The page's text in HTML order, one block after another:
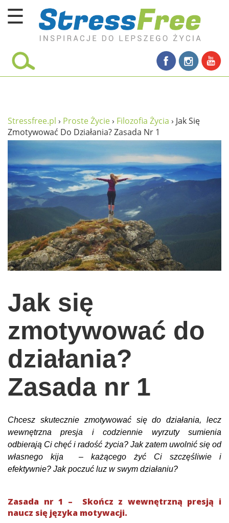
☰
Kursy online
umysł
proste życie
filozofia życia
wolność od stresu
miłość i rodzina
wychowanie dzieci
edukacja
Odżywianie
sposób na życie
podróże
zrób to sam
EKO – Styl
praca
galerie
Stressfree.pl › Proste Życie› Filozofia Życia › Jak Się
Zmotywować Do Działania? Zasada Nr 1
Jak się
zmotywować do
działania?
Zasada nr 1
Chcesz skutecznie zmotywować się do działania, lecz
wewnętrzna presja i codziennie wyrzuty sumienia
odbierają Ci chęć i radość życia? Jak zatem uwolnić się od
własnego kija – każącego żyć Ci szczęśliwie i
efektywnie? Jak poczuć luz w swym działaniu?
Zasada nr 1 – Skończ z wewnętrzną presją i
naucz się języka motywacji.